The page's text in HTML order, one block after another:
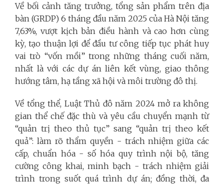
Về bối cảnh tăng trưởng, tổng sản phẩm trên địa
bàn (GRDP) 6 tháng đầu năm 2025 của Hà Nội tăng
7,63%, vượt kịch bản điều hành và cao hơn cùng
kỳ, tạo thuận lợi để đầu tư công tiếp tục phát huy
vai trò “vốn mồi” trong những tháng cuối năm,
nhất là với các dự án liên kết vùng, giao thông
hướng tâm, hạ tầng xã hội và môi trường đô thị.
Về tổng thể, Luật Thủ đô năm 2024 mở ra không
gian thể chế đặc thù và yêu cầu chuyển mạnh từ
“quản trị theo thủ tục” sang “quản trị theo kết
quả”: làm rõ thẩm quyền - trách nhiệm giữa các
cấp, chuẩn hóa - số hóa quy trình nội bộ, tăng
cường công khai, minh bạch - trách nhiệm giải
trình trong suốt quá trình dự án; đồng thời, đa